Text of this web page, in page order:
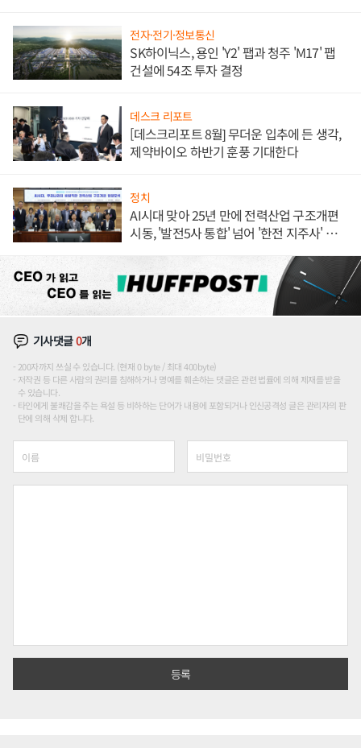
전자·전기·정보통신
SK하이닉스, 용인 'Y2' 팹과 청주 'M17' 팹
건설에 54조 투자 결정
데스크 리포트
[데스크리포트 8월] 무더운 입추에 든 생각,
제약바이오 하반기 훈풍 기대한다
정치
AI시대 맞아 25년 만에 전력산업 구조개편
시동, '발전5사 통합' 넘어 '한전 지주사' 재편
기사댓글0개
200자까지 쓰실 수 있습니다. (현재 0 byte / 최대 400byte)
저작권 등 다른 사람의 권리를 침해하거나 명예를 훼손하는 댓글은 관련 법률에 의해 제재를 받을
수 있습니다.
타인에게 불쾌감을 주는 욕설 등 비하하는 단어가 내용에 포함되거나 인신공격성 글은 관리자의 판
단에 의해 삭제 합니다.